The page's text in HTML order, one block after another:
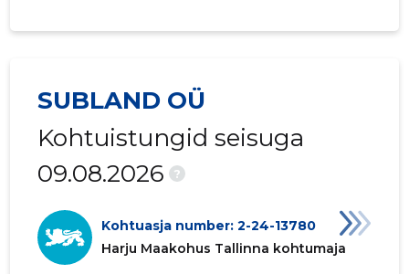
SUBLAND OÜ
Kohtuistungid seisuga
09.08.2026
?
Kohtuasja number: 2-24-13780
Harju Maakohus Tallinna kohtumaja